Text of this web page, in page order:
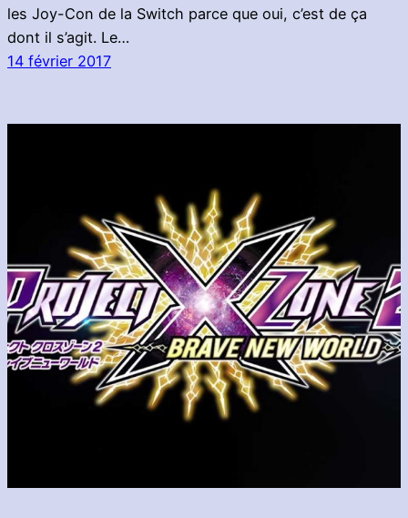
les Joy-Con de la Switch parce que oui, c’est de ça
dont il s’agit. Le…
14 février 2017